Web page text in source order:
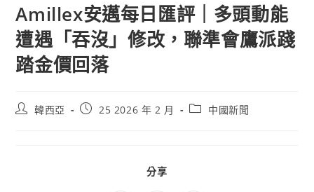
Amillex安邁每日匯評｜多頭動能
遭遇「吞沒」修改，聯準會鷹派踐
踏金價回落
韓西亞 25 2026 年 2 月 中國新聞
分享